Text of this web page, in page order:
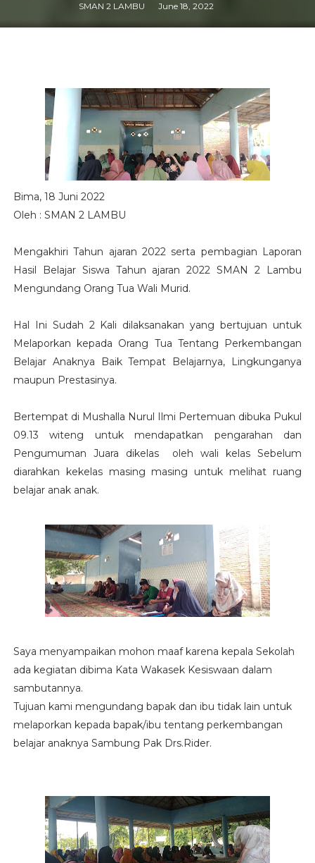
SMAN 2 LAMBU June 18, 2022
Bima, 18 Juni 2022
Oleh : SMAN 2 LAMBU
Mengakhiri Tahun ajaran 2022 serta pembagian Laporan
Hasil Belajar Siswa Tahun ajaran 2022 SMAN 2 Lambu
Mengundang Orang Tua Wali Murid.
Hal Ini Sudah 2 Kali dilaksanakan yang bertujuan untuk
Melaporkan kepada Orang Tua Tentang Perkembangan
Belajar Anaknya Baik Tempat Belajarnya, Lingkunganya
maupun Prestasinya.
Bertempat di Mushalla Nurul Ilmi Pertemuan dibuka Pukul
09.13 witeng untuk mendapatkan pengarahan dan
Pengumuman Juara dikelas oleh wali kelas Sebelum
diarahkan kekelas masing masing untuk melihat ruang
belajar anak anak.
Saya menyampaikan mohon maaf karena kepala Sekolah
ada kegiatan dibima Kata Wakasek Kesiswaan dalam
sambutannya.
Tujuan kami mengundang bapak dan ibu tidak lain untuk
melaporkan kepada bapak/ibu tentang perkembangan
belajar anaknya Sambung Pak Drs.Rider.